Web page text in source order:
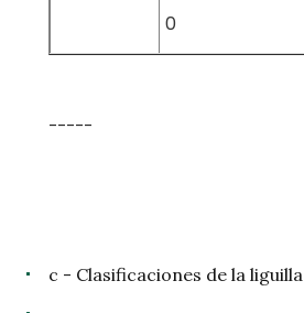
0
-----
c - Clasificaciones de la liguilla